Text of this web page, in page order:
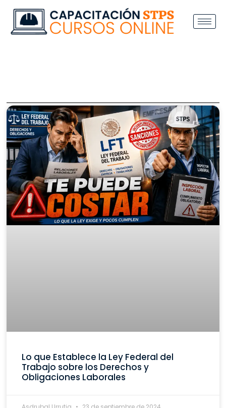
Lo que Establece la Ley Federal del
Trabajo sobre los Derechos y
Obligaciones Laborales